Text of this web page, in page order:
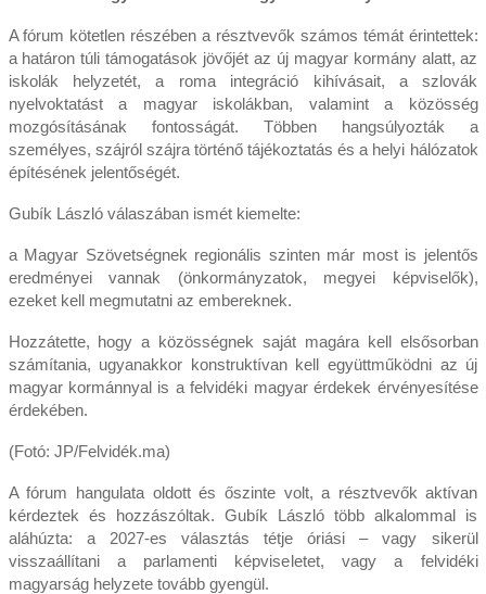
A fórum kötetlen részében a résztvevők számos témát érintettek:
a határon túli támogatások jövőjét az új magyar kormány alatt, az
iskolák helyzetét, a roma integráció kihívásait, a szlovák
nyelvoktatást a magyar iskolákban, valamint a közösség
mozgósításának fontosságát. Többen hangsúlyozták a
személyes, szájról szájra történő tájékoztatás és a helyi hálózatok
építésének jelentőségét.
Gubík László válaszában ismét kiemelte:
a Magyar Szövetségnek regionális szinten már most is jelentős
eredményei vannak (önkormányzatok, megyei képviselők),
ezeket kell megmutatni az embereknek.
Hozzátette, hogy a közösségnek saját magára kell elsősorban
számítania, ugyanakkor konstruktívan kell együttműködni az új
magyar kormánnyal is a felvidéki magyar érdekek érvényesítése
érdekében.
(Fotó: JP/Felvidék.ma)
A fórum hangulata oldott és őszinte volt, a résztvevők aktívan
kérdeztek és hozzászóltak. Gubík László több alkalommal is
aláhúzta: a 2027-es választás tétje óriási – vagy sikerül
visszaállítani a parlamenti képviseletet, vagy a felvidéki
magyarság helyzete tovább gyengül.